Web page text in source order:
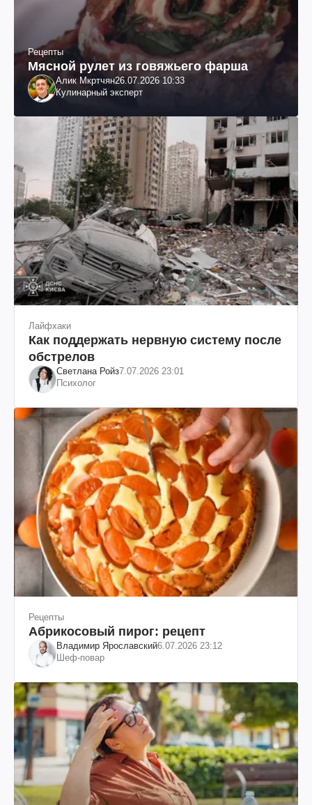
Рецепты
Мясной рулет из говяжьего фарша
Алик Мкртчян26.07.2026 10:33
Кулинарный эксперт
Лайфхаки
Как поддержать нервную систему после
обстрелов
Светлана Ройз7.07.2026 23:01
Психолог
Рецепты
Абрикосовый пирог: рецепт
Владимир Ярославский6.07.2026 23:12
Шеф-повар